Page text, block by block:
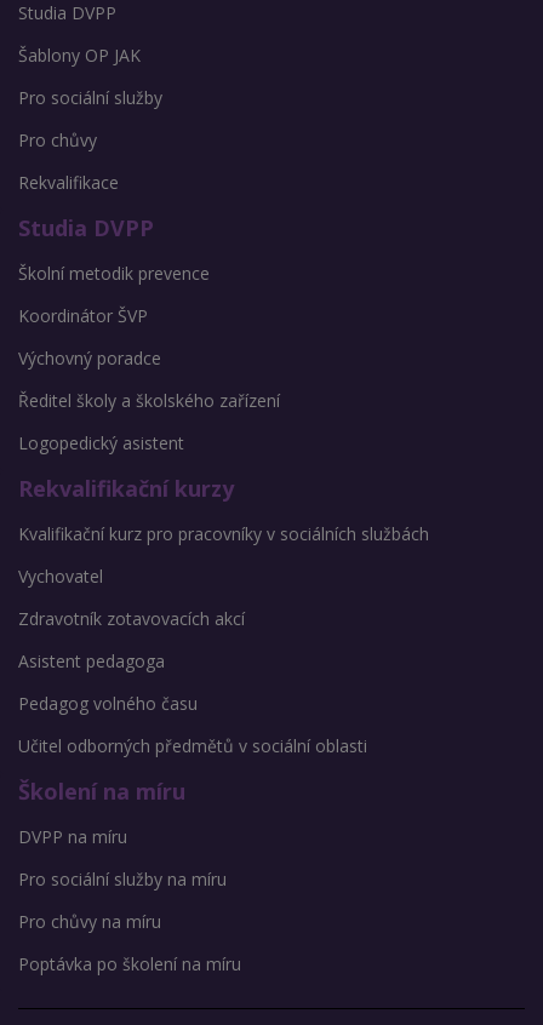
Studia DVPP
Šablony OP JAK
Pro sociální služby
Pro chůvy
Rekvalifikace
Studia DVPP
Školní metodik prevence
Koordinátor ŠVP
Výchovný poradce
Ředitel školy a školského zařízení
Logopedický asistent
Rekvalifikační kurzy
Kvalifikační kurz pro pracovníky v sociálních službách
Vychovatel
Zdravotník zotavovacích akcí
Asistent pedagoga
Pedagog volného času
Učitel odborných předmětů v sociální oblasti
Školení na míru
DVPP na míru
Pro sociální služby na míru
Pro chůvy na míru
Poptávka po školení na míru